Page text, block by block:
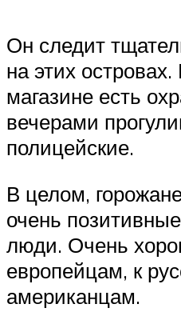
Он следит
на этих
магазине есть
вечерами
полицейские.
В целом,
очень
люди. Очень
европейцам, к
американцам.